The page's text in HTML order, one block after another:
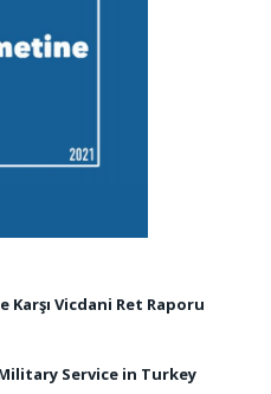
Vicdani Ret Raporu
Service in Turkey